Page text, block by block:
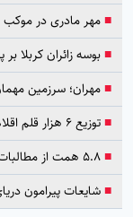
■مهر مادری در
■بوسه زائران کربلا
■مهران؛ سرزمین
■توزیع ۶ هزار قلم اقلام فرهنگی میان زائران در مهران
■۵.۸ همت از مطالبات گندم‌کاران ایلام پرداخت شد
■شایعات پیرامون